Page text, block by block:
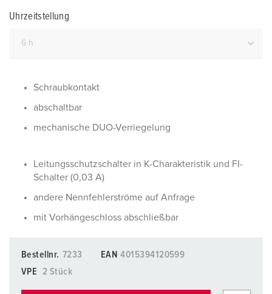
Uhrzeitstellung
Schraubkontakt
abschaltbar
mechanische DUO-Verriegelung
Leitungsschutzschalter in K-Charakteristik und FI-
Schalter (0,03 A)
andere Nennfehlerströme auf Anfrage
mit Vorhängeschloss abschließbar
Bestellnr. 7233 EAN 4015394120599
VPE
2 Stück